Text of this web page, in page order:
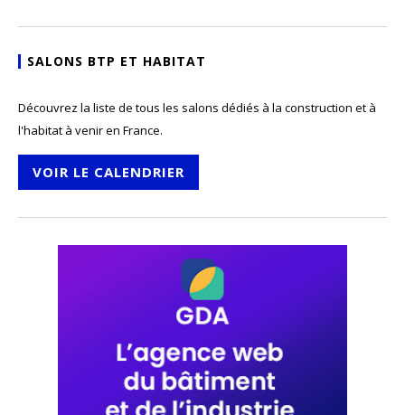
SALONS BTP ET HABITAT
Découvrez la liste de tous les salons dédiés à la construction et à
l'habitat à venir en France.
VOIR LE CALENDRIER